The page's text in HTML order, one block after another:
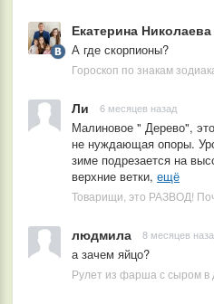
Екатерина Николаева
А где скорпионы?
Гороскоп по знакам
Ли 6 месяцев назад
Малиновое " Дерево",
не нуждающая опоры.
зиме подрезается на
верхние ветки, ещё
людмила 8 месяцев
а зачем яйцо?
Рулет из фарша с сыром в